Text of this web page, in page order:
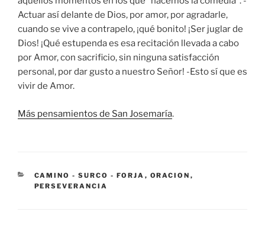
Actuar así delante de Dios, por amor, por agradarle,
cuando se vive a contrapelo, ¡qué bonito! ¡Ser juglar de
Dios! ¡Qué estupenda es esa recitación llevada a cabo
por Amor, con sacrificio, sin ninguna satisfacción
personal, por dar gusto a nuestro Señor! -Esto sí que es
vivir de Amor.
Más pensamientos de San Josemaría.
CATEGORÍAS
CAMINO - SURCO - FORJA , ORACION ,
PERSEVERANCIA